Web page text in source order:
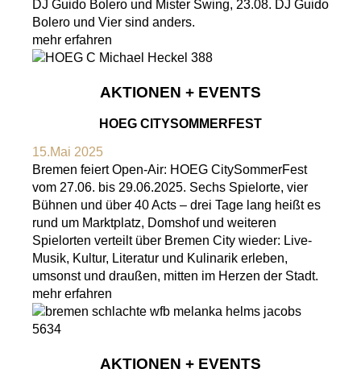
DJ Guido Bolero und Mister Swing, 23.08. DJ Guido
Bolero und Vier sind anders.
mehr erfahren
AKTIONEN + EVENTS
HOEG CITYSOMMERFEST
15.Mai 2025
Bremen feiert Open-Air: HOEG CitySommerFest
vom 27.06. bis 29.06.2025. Sechs Spielorte, vier
Bühnen und über 40 Acts – drei Tage lang heißt es
rund um Marktplatz, Domshof und weiteren
Spielorten verteilt über Bremen City wieder: Live-
Musik, Kultur, Literatur und Kulinarik erleben,
umsonst und draußen, mitten im Herzen der Stadt.
mehr erfahren
AKTIONEN + EVENTS